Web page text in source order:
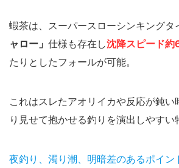
蝦茶は、スーパースローシンキングタ
ャロー」 仕様も存在し沈降スピード
たりとしたフォールが可能。
これはスレたアオリイカや反応が鈍い
り見せて抱かせる釣りを演出しやすい
夜釣り、濁り潮、明暗差のあるポイン